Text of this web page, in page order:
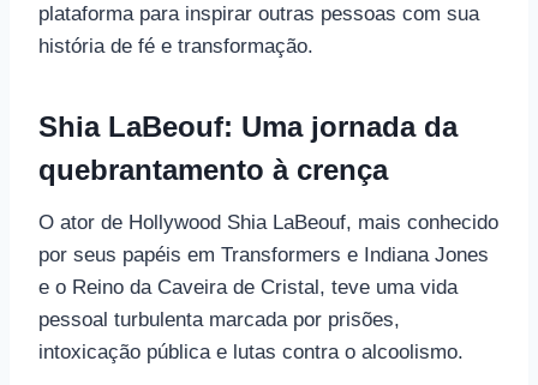
plataforma para inspirar outras pessoas com sua
história de fé e transformação.
Shia LaBeouf: Uma jornada da
quebrantamento à crença
O ator de Hollywood Shia LaBeouf, mais conhecido
por seus papéis em Transformers e Indiana Jones
e o Reino da Caveira de Cristal, teve uma vida
pessoal turbulenta marcada por prisões,
intoxicação pública e lutas contra o alcoolismo.